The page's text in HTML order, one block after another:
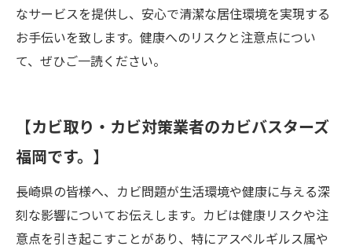
なサービスを提供し、安心で清潔な居住環境を実現する
お手伝いを致します。健康へのリスクと注意点につい
て、ぜひご一読ください。
【カビ取り・カビ対策業者のカビバスターズ
福岡です。】
長崎県の皆様へ、カビ問題が生活環境や健康に与える深
刻な影響についてお伝えします。カビは健康リスクや注
意点を引き起こすことがあり、特にアスペルギルス属や